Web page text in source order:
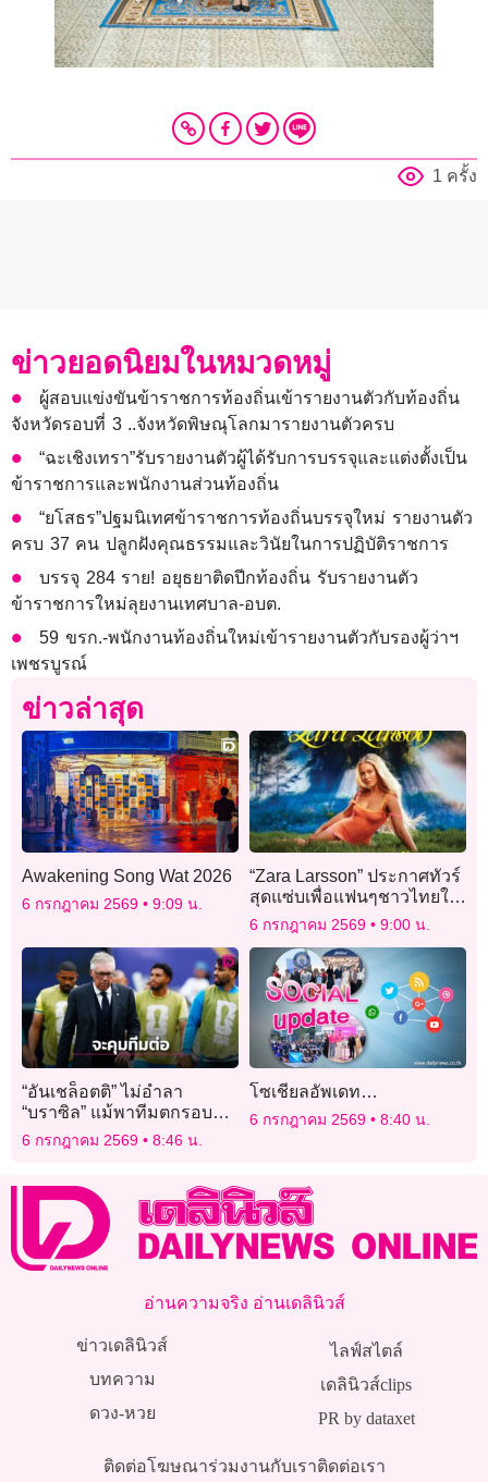
1 ครั้ง
ข่าวยอดนิยมในหมวดหมู่
ผู้สอบแข่งขันข้าราชการท้องถิ่นเข้ารายงานตัวกับท้องถิ่น
จังหวัดรอบที่ 3 ..จังหวัดพิษณุโลกมารายงานตัวครบ
“ฉะเชิงเทรา”รับรายงานตัวผู้ได้รับการบรรจุและแต่งตั้งเป็น
ข้าราชการและพนักงานส่วนท้องถิ่น
“ยโสธร”ปฐมนิเทศข้าราชการท้องถิ่นบรรจุใหม่ รายงานตัว
ครบ 37 คน ปลูกฝังคุณธรรมและวินัยในการปฏิบัติราชการ
บรรจุ 284 ราย! อยุธยาติดปีกท้องถิ่น รับรายงานตัว
ข้าราชการใหม่ลุยงานเทศบาล-อบต.
59 ขรก.-พนักงานท้องถิ่นใหม่เข้ารายงานตัวกับรองผู้ว่าฯ
เพชรบูรณ์
ข่าวล่าสุด
Awakening Song Wat 2026
6 กรกฎาคม 2569 9:09 น.
“Zara Larsson” ประกาศทัวร์
สุดแซ่บเพื่อแฟนๆชาวไทยใน
“Midnight Sun Tour”
6 กรกฎาคม 2569 9:00 น.
“อันเชล็อตติ” ไม่อำลา
“บราซิล” แม้พาทีมตกรอบ
ฟุตบอลโลก
6 กรกฎาคม 2569 8:46 น.
โซเชียลอัพเดท…
6 กรกฎาคม 2569 8:40 น.
อ่านความจริง อ่านเดลินิวส์
ข่าวเดลินิวส์
บทความ
ดวง-หวย
ไลฟ์สไตล์
เดลินิวส์clips
PR by dataxet
ติดต่อโฆษณาร่วมงานกับเราติดต่อเรา